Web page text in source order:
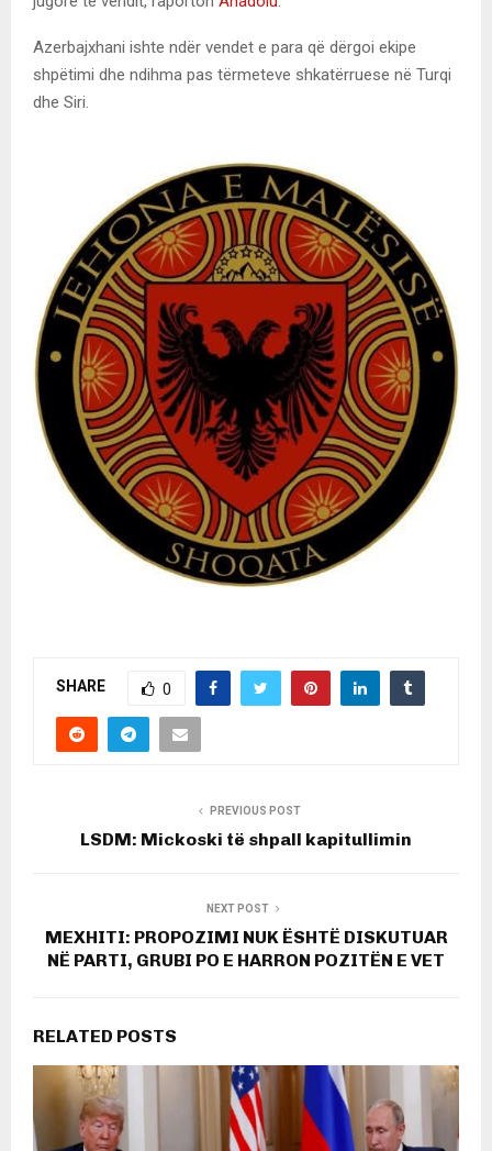
Azerbajxhani ishte ndër vendet e para që dërgoi ekipe
shpëtimi dhe ndihma pas tërmeteve shkatërruese në Turqi
dhe Siri.
SHARE 0
PREVIOUS POST
LSDM: Mickoski të shpall kapitullimin
NEXT POST
MEXHITI: PROPOZIMI NUK ËSHTË DISKUTUAR
NË PARTI, GRUBI PO E HARRON POZITËN E VET
RELATED POSTS